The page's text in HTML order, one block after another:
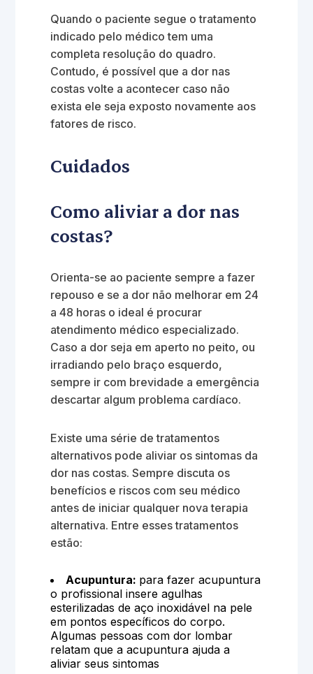
Quando o paciente segue o tratamento
indicado pelo médico tem uma
completa resolução do quadro.
Contudo, é possível que a dor nas
costas volte a acontecer caso não
exista ele seja exposto novamente aos
fatores de risco.
Cuidados
Como aliviar a dor nas
costas?
Orienta-se ao paciente sempre a fazer
repouso e se a dor não melhorar em 24
a 48 horas o ideal é procurar
atendimento médico especializado.
Caso a dor seja em aperto no peito, ou
irradiando pelo braço esquerdo,
sempre ir com brevidade a emergência
descartar algum problema cardíaco.
Existe uma série de tratamentos
alternativos pode aliviar os sintomas da
dor nas costas. Sempre discuta os
benefícios e riscos com seu médico
antes de iniciar qualquer nova terapia
alternativa. Entre esses tratamentos
estão:
Acupuntura: para fazer acupuntura
o profissional insere agulhas
esterilizadas de aço inoxidável na pele
em pontos específicos do corpo.
Algumas pessoas com dor lombar
relatam que a acupuntura ajuda a
aliviar seus sintomas